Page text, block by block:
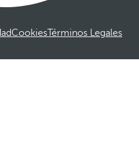
CookiesTérminos Legales